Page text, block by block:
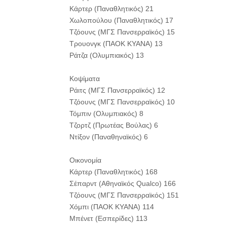
Κάρτερ (Παναθλητικός) 21
Χωλοπούλου (Παναθλητικός) 17
Τζόουνς (ΜΓΣ Πανσερραϊκός) 15
Τρουονγκ (ΠΑΟΚ ΚΥΑΝΑ) 13
Ράτζα (Ολυμπιακός) 13
Κοψίματα
Ράιτς (ΜΓΣ Πανσερραϊκός) 12
Τζόουνς (ΜΓΣ Πανσερραϊκός) 10
Τόμπιν (Ολυμπιακός) 8
Τζορτζ (Πρωτέας Βούλας) 6
Ντίξον (Παναθηναϊκός) 6
Οικονομία
Κάρτερ (Παναθλητικός) 168
Σέπαρντ (Αθηναϊκός Qualco) 166
Τζόουνς (ΜΓΣ Πανσερραϊκός) 151
Χόμπι (ΠΑΟΚ ΚΥΑΝΑ) 114
Μπένετ (Εσπερίδες) 113